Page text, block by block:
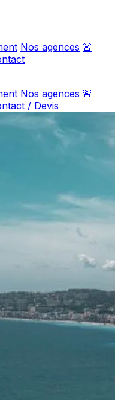
Nos agences 🚨
Nos agences 🚨
/ Devis